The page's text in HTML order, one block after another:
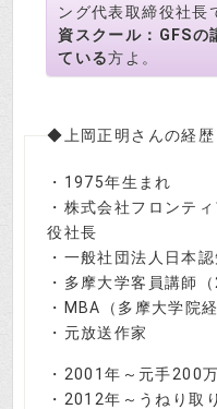
ング代表取締役社長
資スクール：GFSの
ている方よ。
◆上岡正明さんの経
・1975年生まれ
・株式会社フロンテ
役社長
・一般社団法人日本
・多摩大学客員講師
・MBA（多摩大学院
・元放送作家
・2001年～元手200
・2012年～うねり取